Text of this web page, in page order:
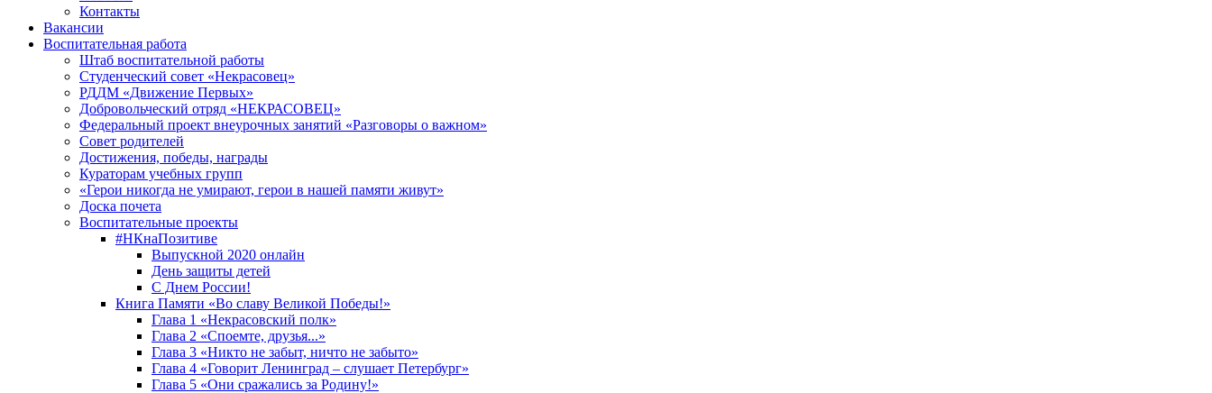
Контакты
Вакансии
Воспитательная работа
Штаб воспитательной работы
Студенческий совет «Некрасовец»
РДДМ «Движение Первых»
Добровольческий отряд «НЕКРАСОВЕЦ»
Федеральный проект внеурочных занятий «Разговоры о важном»
Совет родителей
Достижения, победы, награды
Кураторам учебных групп
«Герои никогда не умирают, герои в нашей памяти живут»
Доска почета
Воспитательные проекты
#НКнаПозитиве
Выпускной 2020 онлайн
День защиты детей
С Днем России!
Книга Памяти «Во славу Великой Победы!»
Глава 1 «Некрасовский полк»
Глава 2 «Споемте, друзья...»
Глава 3 «Никто не забыт, ничто не забыто»
Глава 4 «Говорит Ленинград – слушает Петербург»
Глава 5 «Они сражались за Родину!»